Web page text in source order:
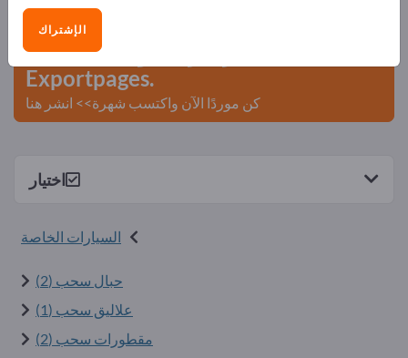
التجارية >> ابدأ من هنا
انشر شركتك ومنتجاتك على
Exportpages.
كن موردًا الآن واكتسب شهرة>> انشر هنا
اختيار
السيارات الخاصة
حبال سحب (2)
علاليق سحب (1)
مقطورات سحب (2)
الإشتراك